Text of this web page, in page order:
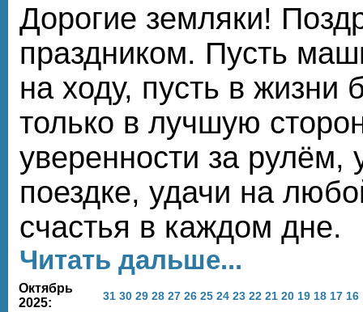
Дорогие земляки!
праздником. Пусть
на ходу, пусть в жизни
только в лучшую
уверенности за рулём,
поездке, удачи на
счастья в каждом дне.
Читать дальше...
Октябрь
2025:
31 30 29 28 27 26 25 24 23 22 21 20 19 18 17 16